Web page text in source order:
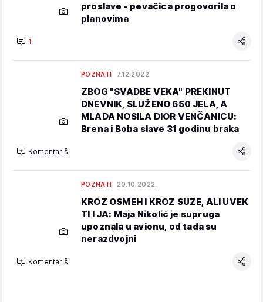
proslave - pevačica progovorila o
planovima
1
POZNATI 7.12.2022.
ZBOG "SVADBE VEKA" PREKINUT
DNEVNIK, SLUŽENO 650 JELA, A
MLADA NOSILA DIOR VENČANICU:
Brena i Boba slave 31 godinu braka
Komentariši
POZNATI 20.10.2022.
KROZ OSMEH I KROZ SUZE, ALI UVEK
TI I JA: Maja Nikolić je supruga
upoznala u avionu, od tada su
nerazdvojni
Komentariši